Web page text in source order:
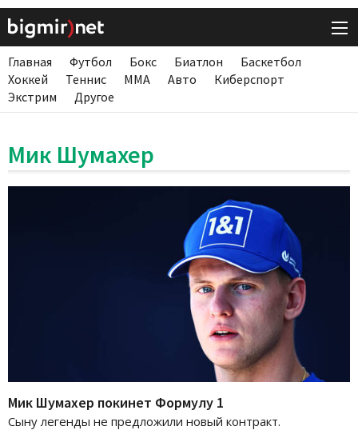
Главная Футбол Бокс Биатлон
Баскетбол
Хоккей
Теннис ММА Авто
Киберспорт
Экстрим
Другое
Мик Шумахер
Мик Шумахер покинет Формулу 1
Сыну легенды не предложили новый контракт.